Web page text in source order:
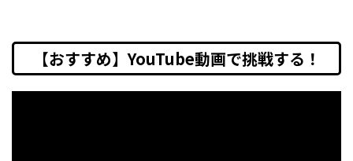
【おすすめ】YouTube動画で挑戦する！